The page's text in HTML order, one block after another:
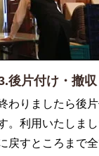
後片付け・撤収
わりましたら後
。利用いたしま
戻すところまで